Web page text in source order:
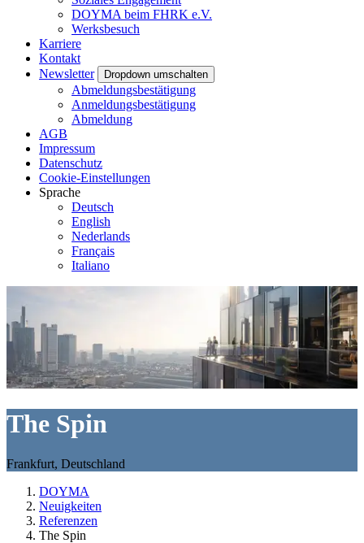
DOYMA beim FHRK e.V.
Werksbesuch
Karriere
Kontakt
Newsletter
Dropdown umschalten
Abmeldungsbestätigung
Anmeldungsbestätigung
Abmeldung
AGB
Impressum
Datenschutz
Cookie-Einstellungen
Sprache
Deutsch
English
Nederlands
Français
Italiano
The Spin
Frankfurt, Deutschland
DOYMA
Neuigkeiten
Referenzen
The Spin